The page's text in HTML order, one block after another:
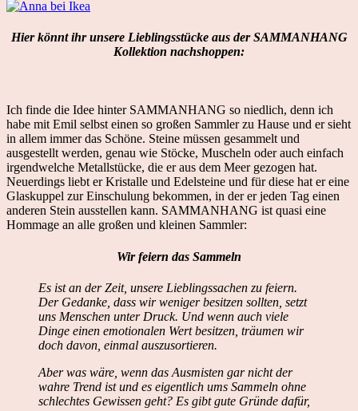
Hier könnt ihr unsere Lieblingsstücke aus der SAMMANHANG
Kollektion nachshoppen:
Ich finde die Idee hinter SAMMANHANG so niedlich, denn ich
habe mit Emil selbst einen so großen Sammler zu Hause und er sieht
in allem immer das Schöne. Steine müssen gesammelt und
ausgestellt werden, genau wie Stöcke, Muscheln oder auch einfach
irgendwelche Metallstücke, die er aus dem Meer gezogen hat.
Neuerdings liebt er Kristalle und Edelsteine und für diese hat er eine
Glaskuppel zur Einschulung bekommen, in der er jeden Tag einen
anderen Stein ausstellen kann. SAMMANHANG ist quasi eine
Hommage an alle großen und kleinen Sammler:
Wir feiern das Sammeln
Es ist an der Zeit, unsere Lieblingssachen zu feiern.
Der Gedanke, dass wir weniger besitzen sollten, setzt
uns Menschen unter Druck. Und wenn auch viele
Dinge einen emotionalen Wert besitzen, träumen wir
doch davon, einmal auszusortieren.
Aber was wäre, wenn das Ausmisten gar nicht der
wahre Trend ist und es eigentlich ums Sammeln ohne
schlechtes Gewissen geht? Es gibt gute Gründe dafür,